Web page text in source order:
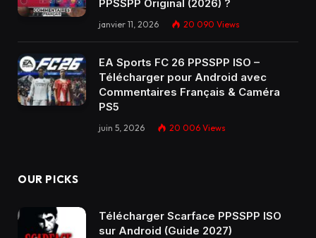
PPSSPP Original (2026) ?
janvier 11, 2026 20 090 Views
EA Sports FC 26 PPSSPP ISO –
Télécharger pour Android avec
Commentaires Français & Caméra
PS5
juin 5, 2026 20 006 Views
OUR PICKS
Télécharger Scarface PPSSPP ISO
sur Android (Guide 2027)